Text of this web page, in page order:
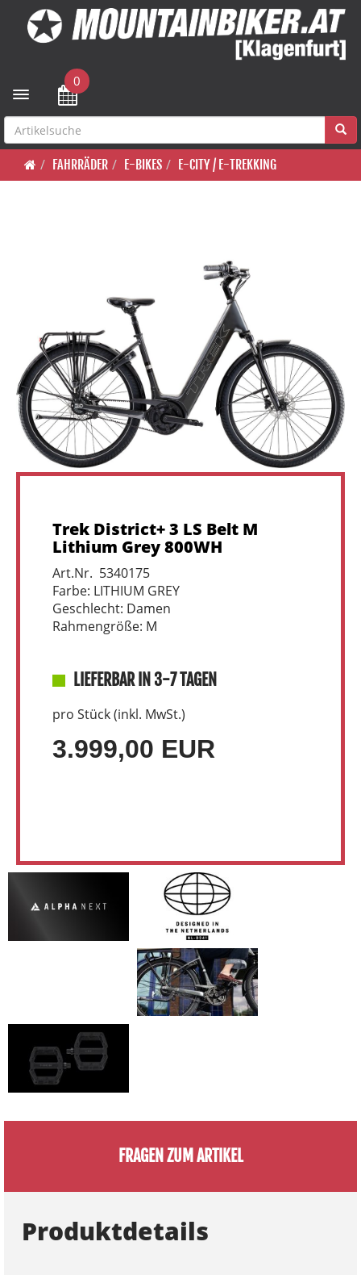
Toggle navigation
0
FAHRRÄDER E-BIKES E-CITY / E-TREKKING
Trek District+ 3 LS Belt M
Lithium Grey 800WH
Art.Nr. 5340175
Farbe: LITHIUM GREY
Geschlecht: Damen
Rahmengröße: M
LIEFERBAR IN 3-7 TAGEN
pro Stück (inkl. MwSt.)
3.999,00 EUR
FRAGEN ZUM ARTIKEL
Produktdetails